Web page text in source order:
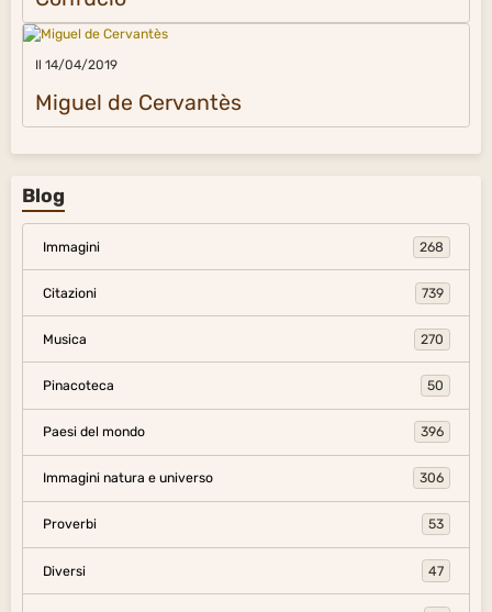
Il 14/04/2019
Miguel de Cervantès
Blog
Immagini 268
Citazioni 739
Musica 270
Pinacoteca 50
Paesi del mondo 396
Immagini natura e universo 306
Proverbi 53
Diversi 47